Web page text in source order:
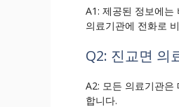
A1: 제공된 정보에는
의료기관에 전화로
Q2: 진교면 의
A2: 모든 의료기관은
합니다.